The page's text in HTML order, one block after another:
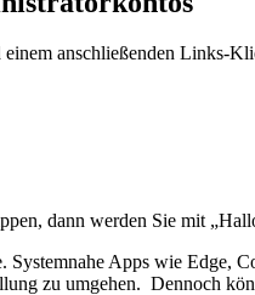
anschließenden Links-
dann werden Sie mit
Apps wie Edge,
zu umgehen. Dennoch